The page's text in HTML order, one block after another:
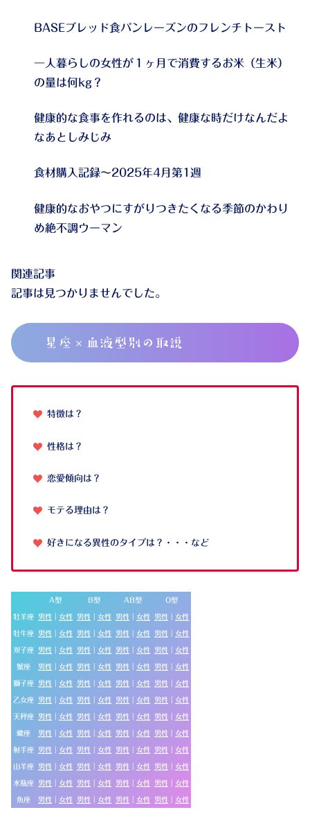
BASEブレッド食パンレーズンのフレンチトースト
一人暮らしの女性が１ヶ月で消費するお米（生米）
の量は何kg？
健康的な食事を作れるのは、健康な時だけなんだよ
なあとしみじみ
食材購入記録～2025年4月第1週
健康的なおやつにすがりつきたくなる季節のかわり
め絶不調ウーマン
関連記事
記事は見つかりませんでした。
星座×血液型別の取説
特徴は？
性格は？
恋愛傾向は？
モテる理由は？
好きになる異性のタイプは？・・・など
A型 B型 AB型 O型
牡羊座 男性 女性 男性 女性 男性 女性 男性 女性
牡牛座 男性 女性 男性 女性 男性 女性 男性 女性
双子座 男性 女性 男性 女性 男性 女性 男性 女性
蟹座 男性 女性 男性 女性 男性 女性 男性 女性
獅子座 男性 女性 男性 女性 男性 女性 男性 女性
乙女座 男性 女性 男性 女性 男性 女性 男性 女性
天秤座 男性 女性 男性 女性 男性 女性 男性 女性
蠍座 男性 女性 男性 女性 男性 女性 男性 女性
射手座 男性 女性 男性 女性 男性 女性 男性 女性
山羊座 男性 女性 男性 女性 男性 女性 男性 女性
水瓶座 男性 女性 男性 女性 男性 女性 男性 女性
魚座 男性 女性 男性 女性 男性 女性 男性 女性